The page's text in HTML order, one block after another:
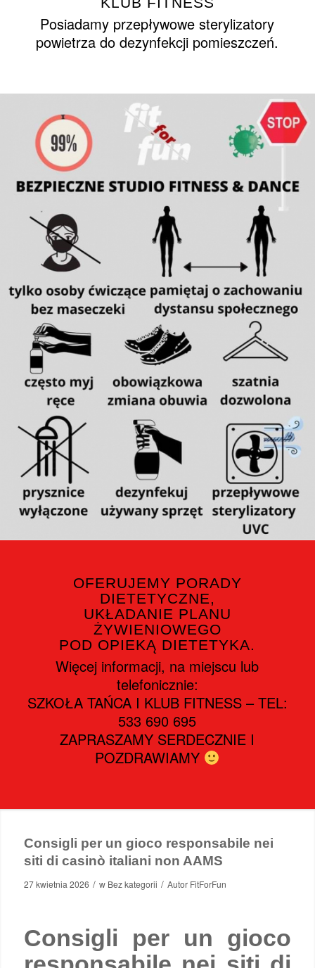
Posiadamy przepływowe sterylizatory
powietrza do dezynfekcji pomieszczeń.
OFERUJEMY PORADY
DIETETYCZNE,
UKŁADANIE PLANU
ŻYWIENIOWEGO
POD OPIEKĄ DIETETYKA.
Więcej informacji, na miejscu lub
telefonicznie:
SZKOŁA TAŃCA I KLUB FITNESS – TEL:
533 690 695
ZAPRASZAMY SERDECZNIE I
POZDRAWIAMY
Consigli per un gioco responsabile nei
siti di casinò italiani non AAMS
27 kwietnia 2026 / w Bez kategorii / Autor FitForFun
Consigli per un gioco